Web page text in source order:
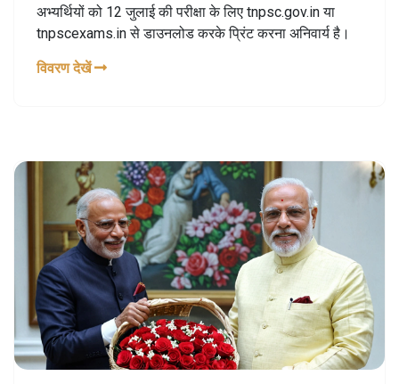
अभ्यर्थियों को 12 जुलाई की परीक्षा के लिए tnpsc.gov.in या
tnpscexams.in से डाउनलोड करके प्रिंट करना अनिवार्य है।
विवरण देखें